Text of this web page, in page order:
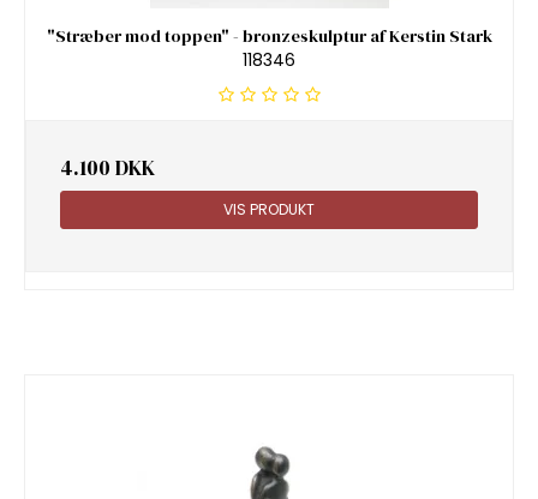
"Stræber mod toppen" - bronzeskulptur af Kerstin Stark
118346
4.100 DKK
VIS PRODUKT